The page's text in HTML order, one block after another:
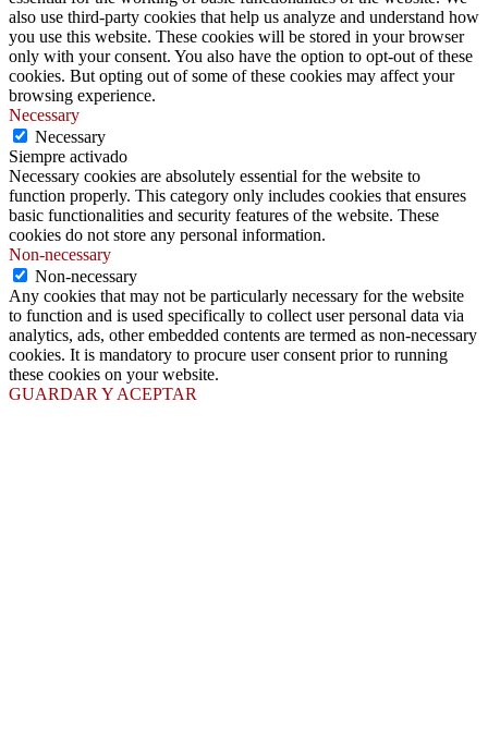
also use third-party cookies that help us analyze and understand how
you use this website. These cookies will be stored in your browser
only with your consent. You also have the option to opt-out of these
cookies. But opting out of some of these cookies may affect your
browsing experience.
Necessary
Necessary
Siempre activado
Necessary cookies are absolutely essential for the website to
function properly. This category only includes cookies that ensures
basic functionalities and security features of the website. These
cookies do not store any personal information.
Non-necessary
Non-necessary
Any cookies that may not be particularly necessary for the website
to function and is used specifically to collect user personal data via
analytics, ads, other embedded contents are termed as non-necessary
cookies. It is mandatory to procure user consent prior to running
these cookies on your website.
GUARDAR Y ACEPTAR